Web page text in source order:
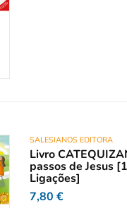
SALESIANOS EDITORA
Livro
passos de Jesus
Ligações]
7,80€